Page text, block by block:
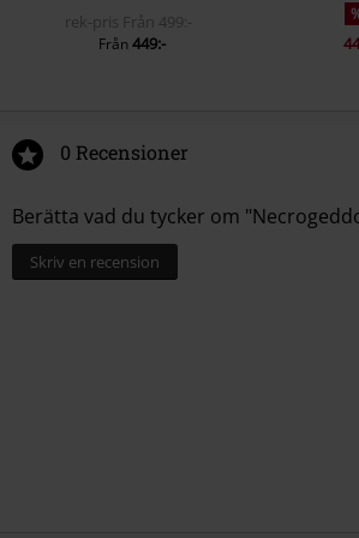
rek-pris Från 499:-
Från449:-
0 Recensioner
Berätta vad du tycker om
Skriv en recension